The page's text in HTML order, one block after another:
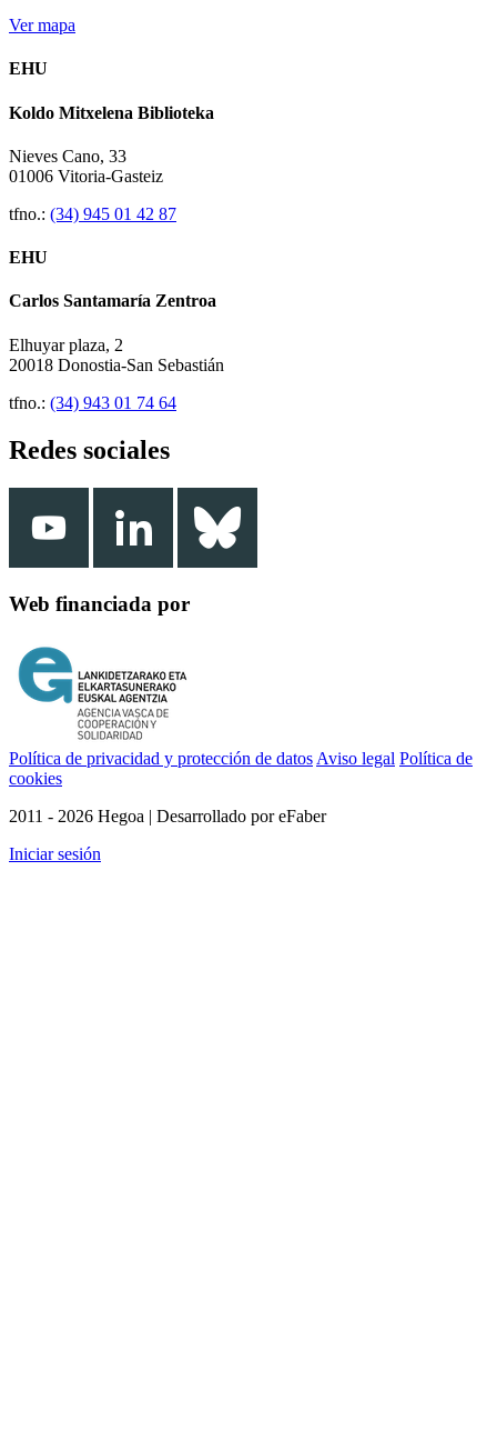
Ver mapa
EHU
Koldo Mitxelena Biblioteka
Nieves Cano, 33
01006 Vitoria-Gasteiz
tfno.: (34) 945 01 42 87
EHU
Carlos Santamaría Zentroa
Elhuyar plaza, 2
20018 Donostia-San Sebastián
tfno.: (34) 943 01 74 64
Redes sociales
Web financiada por
Política de privacidad y protección de datos Aviso legal Política de
cookies
2011 - 2026 Hegoa | Desarrollado por eFaber
Iniciar sesión